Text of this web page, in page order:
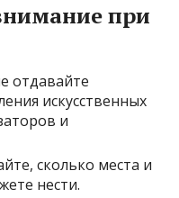
при
отдавайте
искусственных
и
сколько места и
нести.